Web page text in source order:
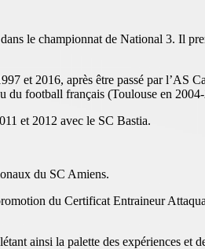
le championnat de National 3. Il
et 2016, après être passé par l’AS
du football français (Toulouse en
et 2012 avec le SC Bastia.
du SC Amiens.
du Certificat Entraineur
ainsi la palette des expériences et